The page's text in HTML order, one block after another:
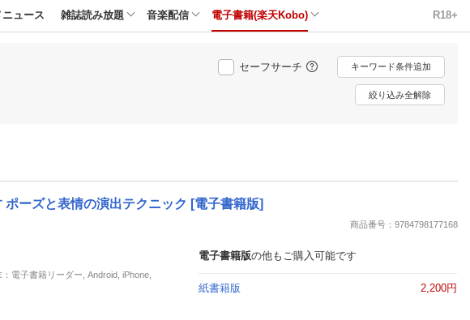
楽天ミュージック
動画配信
楽天TV
動画配信ガイド
推し楽
ュース 雑誌読み放題 音楽配信 電子書籍(楽天Kobo) R18+
セーフサーチ キーワード条件追加
絞り込み全解除
ーズと表情の演出テクニック [電子書籍版]
商品番号：9784798177168
電子書籍リーダー, Android, iPhone,
電子書籍版の他もご購入可能です
紙書籍版 2,200円